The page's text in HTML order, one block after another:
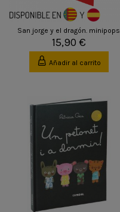
San jorge y el dragón. minipops
15,90 €
Añadir al carrito